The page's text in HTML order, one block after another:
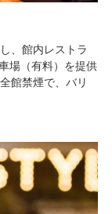
、館内レストラ
場（有料）を提供
館禁煙で、バリ